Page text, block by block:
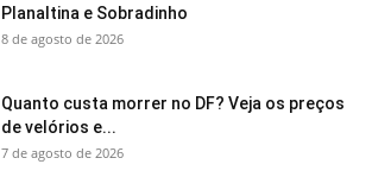
Planaltina e Sobradinho
8 de agosto de 2026
Quanto custa morrer no DF? Veja os preços
de velórios e...
7 de agosto de 2026